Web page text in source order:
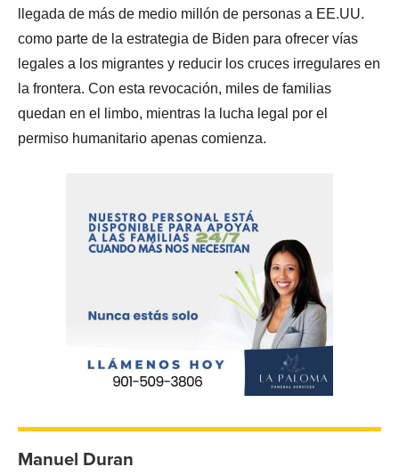
llegada de más de medio millón de personas a EE.UU.
como parte de la estrategia de Biden para ofrecer vías
legales a los migrantes y reducir los cruces irregulares en
la frontera. Con esta revocación, miles de familias
quedan en el limbo, mientras la lucha legal por el
permiso humanitario apenas comienza.
Manuel Duran